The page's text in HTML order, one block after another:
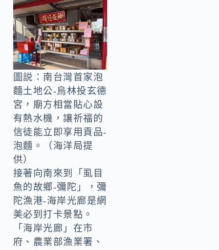
圖説：南台灣首家泡
麵土地公-烏林投玄德
宮，廟方相當貼心設
有熱水機，讓祈福的
信徒能立即享用貢品-
泡麵。（海洋局提
供）
接著向南來到「虱目
魚的故鄉-彌陀」，彌
陀漁港-海岸光廊是網
美必到打卡景點。
「海岸光廊」在市
府、農業部漁業署、